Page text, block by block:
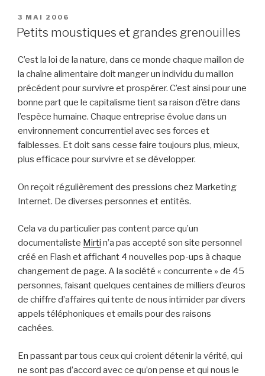
PUBLIÉ
LE
3 MAI 2006
Petits moustiques et grandes grenouilles
C’est la loi de la nature, dans ce monde chaque maillon de
la chaîne alimentaire doit manger un individu du maillon
précédent pour survivre et prospérer. C’est ainsi pour une
bonne part que le capitalisme tient sa raison d’être dans
l’espèce humaine. Chaque entreprise évolue dans un
environnement concurrentiel avec ses forces et
faiblesses. Et doit sans cesse faire toujours plus, mieux,
plus efficace pour survivre et se développer.
On reçoit régulièrement des pressions chez Marketing
Internet. De diverses personnes et entités.
Cela va du particulier pas content parce qu’un
documentaliste Mirti n’a pas accepté son site personnel
créé en Flash et affichant 4 nouvelles pop-ups à chaque
changement de page. A la société « concurrente » de 45
personnes, faisant quelques centaines de milliers d’euros
de chiffre d’affaires qui tente de nous intimider par divers
appels téléphoniques et emails pour des raisons
cachées.
En passant par tous ceux qui croient détenir la vérité, qui
ne sont pas d’accord avec ce qu’on pense et qui nous le